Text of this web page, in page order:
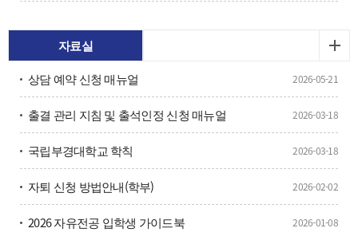
자료실
상담 예약 신청 매뉴얼
2026-05-21
출결 관리 지침 및 출석인정 신청 매뉴얼 2026-03-18
국립부경대학교 학칙 2026-03-18
자퇴 신청 방법안내(학부) 2026-02-02
2026 자유전공 입학생 가이드북 2026-01-08